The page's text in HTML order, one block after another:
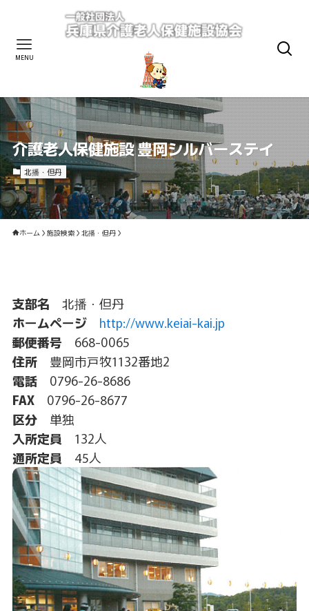
MENU
介護老人保健施設 豊岡シルバーステイ
北播・但丹
ホーム 施設検索 北播・但丹
支部名 北播・但丹
ホームページ
http://www.keiai-kai.jp
郵便番号 668-0065
住所豊岡市戸牧1132番地2
電話0796-26-8686
FAX0796-26-8677
区分単独
入所定員 132人
通所定員 45人